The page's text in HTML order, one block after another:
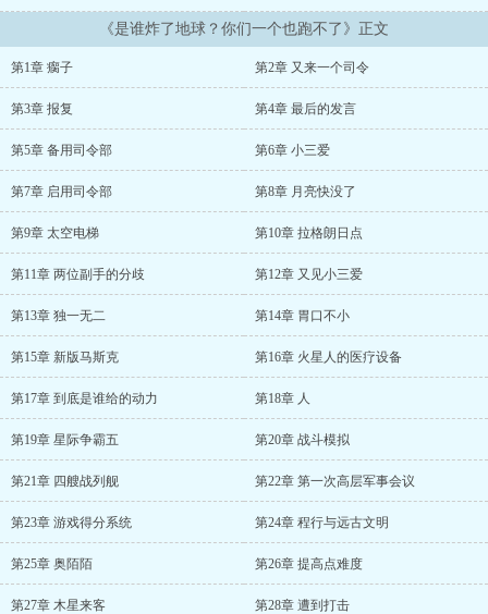
《是谁炸了地球？你们一个也跑不了》正文
第1章 瘸子 第2章 又来一个司令
第3章 报复 第4章 最后的发言
第5章 备用司令部 第6章 小三爱
第7章 启用司令部 第8章 月亮快没了
第9章 太空电梯 第10章 拉格朗日点
第11章 两位副手的分歧 第12章 又见小三爱
第13章 独一无二 第14章 胃口不小
第15章 新版马斯克 第16章 火星人的医疗设备
第17章 到底是谁给的动力 第18章 人
第19章 星际争霸五 第20章 战斗模拟
第21章 四艘战列舰 第22章 第一次高层军事会议
第23章 游戏得分系统 第24章 程行与远古文明
第25章 奥陌陌 第26章 提高点难度
第27章 木星来客 第28章 遭到打击